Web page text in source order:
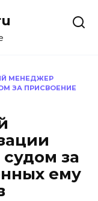
МЕНЕДЖЕР
ЗА ПРИСВОЕНИЕ
за
ему